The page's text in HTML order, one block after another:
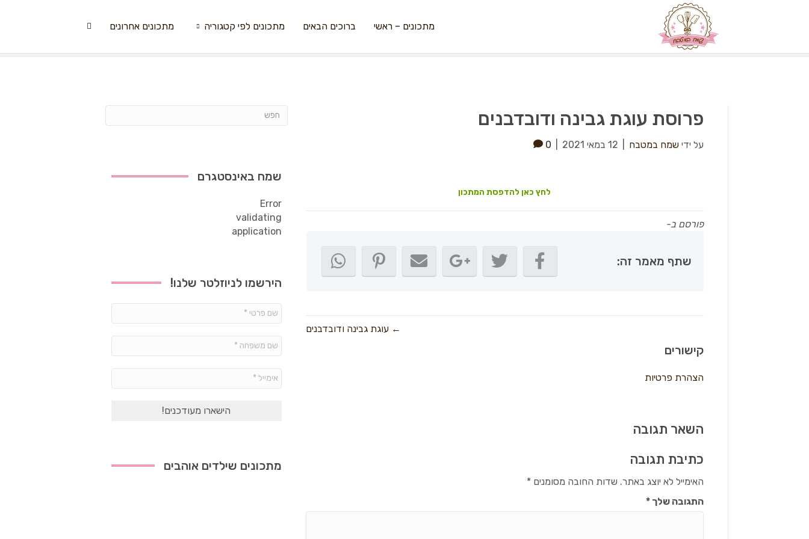
מתכונים – ראשי ברוכים הבאים מתכונים לפי קטגוריה מתכונים אחרונים
פרוסת עוגת גבינה ודובדבנים
על ידי שמח במטבח 12 במאי 2021 0
לחץ כאן להדפסת המתכון
פורסם ב-
שתף מאמר זה:
← עוגת גבינה ודובדבנים
קישורים
הצהרת פרטיות
השאר תגובה
כתיבת תגובה
האימייל לא יוצג באתר. שדות החובה מסומנים*
התגובה שלך*
שמח באינסטגרם
Error
validating
application
הירשמו לניוזלטר שלנו!
פרטי
משפחה
*
מתכונים שילדים אוהבים